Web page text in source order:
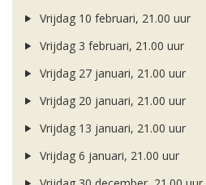
Vrijdag 10 februari, 21.00 uur
Vrijdag 3 februari, 21.00 uur
Vrijdag 27 januari, 21.00 uur
Vrijdag 20 januari, 21.00 uur
Vrijdag 13 januari, 21.00 uur
Vrijdag 6 januari, 21.00 uur